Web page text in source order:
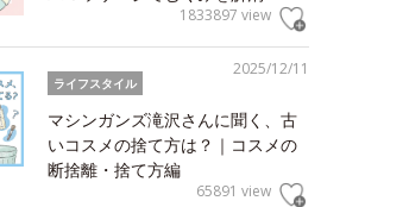
1833897 view
2025/12/11
ライフスタイル
マシンガンズ滝沢さんに聞く、古
いコスメの捨て方は？｜コスメの
断捨離・捨て方編
65891 view